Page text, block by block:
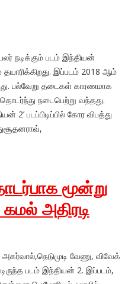
நடிக்கும் படம் இந்தியன்
இப்படம் 2018 ஆம்
பல்வேறு தடைகள் காரணமாக
நடைபெற்று வந்தது.
2’ படப்பிடிப்பில் கோர விபத்து
மூன்று
கமல் அதிரடி
வேணு, விவேக்
படம் இந்தியன் 2. இப்படம்,